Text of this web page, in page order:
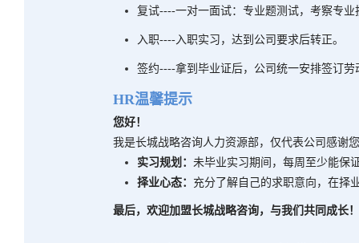
复试----一对一面试：专业题测试，考察专业
入职---- 入职实习，达到公司要求后转正。
签约----拿到毕业证后，公司统一安排签订劳
HR温馨提示
您好！
我是长城战略咨询人力资源部，仅代表公司感谢
实习规划： 未毕业实习期间，每周至少能保
择业心态： 充分了解自己的求职意向，在择
最后，欢迎加盟长城战略咨询，与我们共同成长！